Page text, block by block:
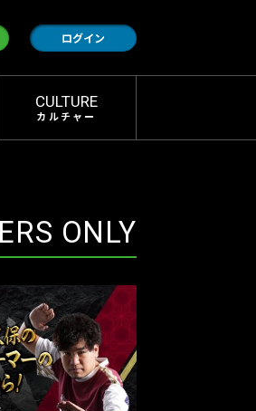
ログイン
CULTURE
カルチャー
ONLY